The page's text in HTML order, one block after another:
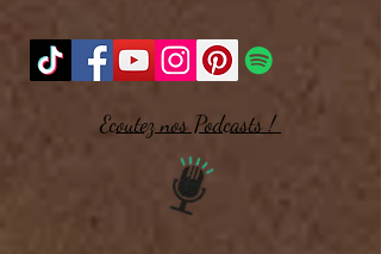
Ecoutez nos Podcasts !